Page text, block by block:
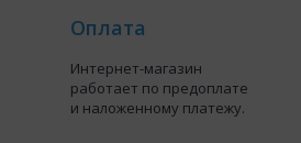
Оплата
Интернет-магазин
работает по предоплате
и наложенному платежу.